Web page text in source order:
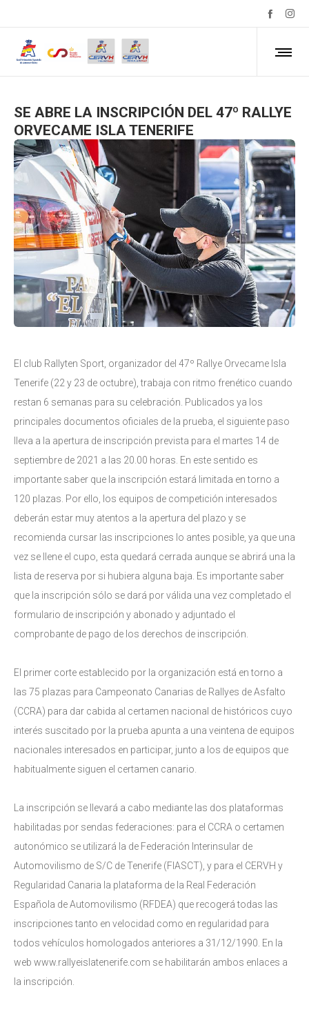
SE ABRE LA INSCRIPCIÓN DEL 47º RALLYE
ORVECAME ISLA TENERIFE
El club Rallyten Sport, organizador del 47º Rallye Orvecame Isla
Tenerife (22 y 23 de octubre), trabaja con ritmo frenético cuando
restan 6 semanas para su celebración. Publicados ya los
principales documentos oficiales de la prueba, el siguiente paso
lleva a la apertura de inscripción prevista para el martes 14 de
septiembre de 2021 a las 20.00 horas. En este sentido es
importante saber que la inscripción estará limitada en torno a
120 plazas. Por ello, los equipos de competición interesados
deberán estar muy atentos a la apertura del plazo y se
recomienda cursar las inscripciones lo antes posible, ya que una
vez se llene el cupo, esta quedará cerrada aunque se abrirá una la
lista de reserva por si hubiera alguna baja. Es importante saber
que la inscripción sólo se dará por válida una vez completado el
formulario de inscripción y abonado y adjuntado el
comprobante de pago de los derechos de inscripción.
El primer corte establecido por la organización está en torno a
las 75 plazas para Campeonato Canarias de Rallyes de Asfalto
(CCRA) para dar cabida al certamen nacional de históricos cuyo
interés suscitado por la prueba apunta a una veintena de equipos
nacionales interesados en participar, junto a los de equipos que
habitualmente siguen el certamen canario.
La inscripción se llevará a cabo mediante las dos plataformas
habilitadas por sendas federaciones: para el CCRA o certamen
autonómico se utilizará la de Federación Interinsular de
Automovilismo de S/C de Tenerife (FIASCT), y para el CERVH y
Regularidad Canaria la plataforma de la Real Federación
Española de Automovilismo (RFDEA) que recogerá todas las
inscripciones tanto en velocidad como en regularidad para
todos vehículos homologados anteriores a 31/12/1990. En la
web www.rallyeislatenerife.com se habilitarán ambos enlaces a
la inscripción.